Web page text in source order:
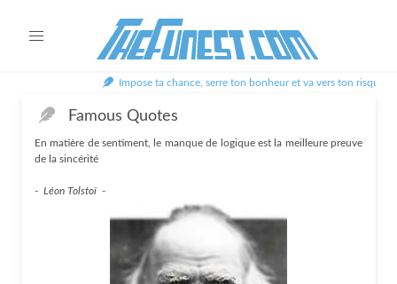
Impose ta chance, serre ton bonheur et va vers ton risque.
Famous Quotes
En matière de sentiment, le manque de logique est la meilleure preuve
de la sincérité
- Léon Tolstoï-